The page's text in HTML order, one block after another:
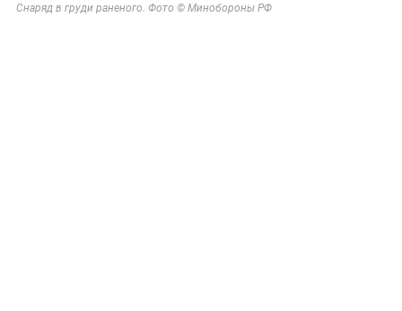
Снаряд в груди раненого. Фото © Минобороны РФ